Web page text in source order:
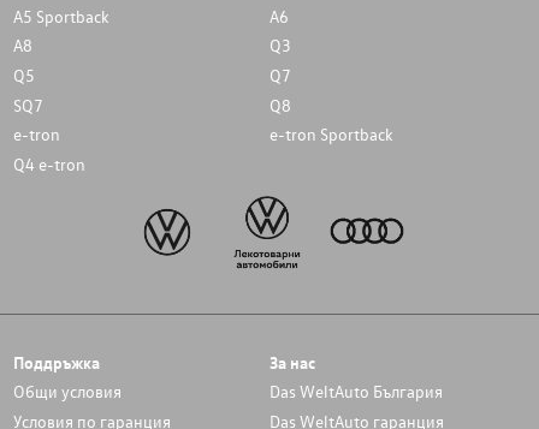
A5 Sportback
A6
A8
Q3
Q5
Q7
SQ7
Q8
e-tron
e-tron Sportback
Q4 e-tron
Поддръжка
Общи условия
Условия по гаранция
За нас
Das WeltAuto България
Das WeltAuto гаранция